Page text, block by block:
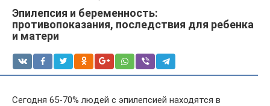
Эпилепсия и беременность:
противопоказания, последствия для ребенка
и матери
Сегодня 65-70% людей с эпилепсией находятся в